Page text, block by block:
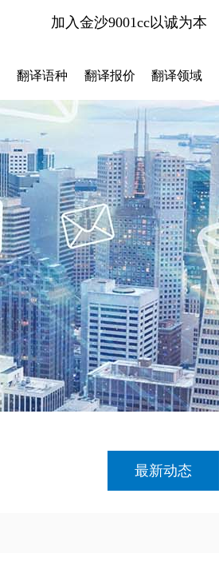
加入金沙9001cc以诚为本
翻译语种 翻译报价 翻译领域
最新动态